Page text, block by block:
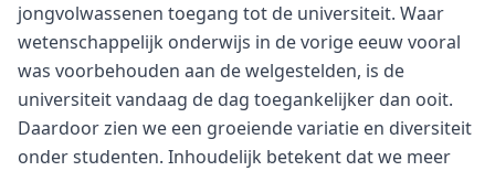
jongvolwassenen toegang tot de universiteit. Waar
wetenschappelijk onderwijs in de vorige eeuw vooral
was voorbehouden aan de welgestelden, is de
universiteit vandaag de dag toegankelijker dan ooit.
Daardoor zien we een groeiende variatie en diversiteit
onder studenten. Inhoudelijk betekent dat we meer